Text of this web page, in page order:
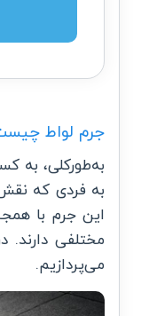
جرم لواط
به‌طورکلی، به
به فردی که
این جرم با
مختلفی دارند.
می‌پردازیم.